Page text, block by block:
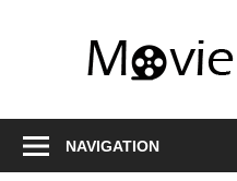
филми,
NAVIGATION